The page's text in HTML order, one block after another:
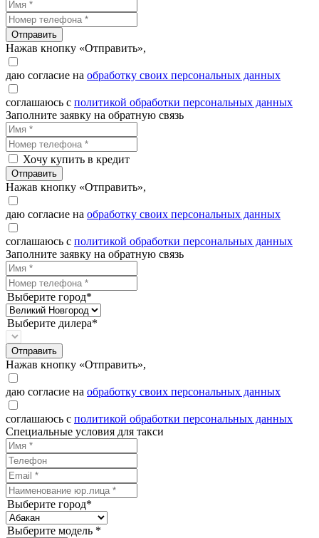
Отправить
Нажав кнопку «Отправить»,
даю согласие на обработку своих персональных данных
соглашаюсь с политикой обработки персональных данных
Заполните заявку на обратную связь
Хочу купить в кредит
Отправить
Нажав кнопку «Отправить»,
даю согласие на обработку своих персональных данных
соглашаюсь с политикой обработки персональных данных
Заполните заявку на обратную связь
Выберите город*
Выберите дилера*
Отправить
Нажав кнопку «Отправить»,
даю согласие на обработку своих персональных данных
соглашаюсь с политикой обработки персональных данных
Специальные условия для такси
Выберите город*
Выберите модель *